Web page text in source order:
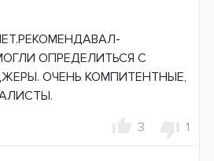
ОПРЕДЕЛИТЬСЯ С
ОЧЕНЬ КОМПИТЕНТНЫЕ,
3 1